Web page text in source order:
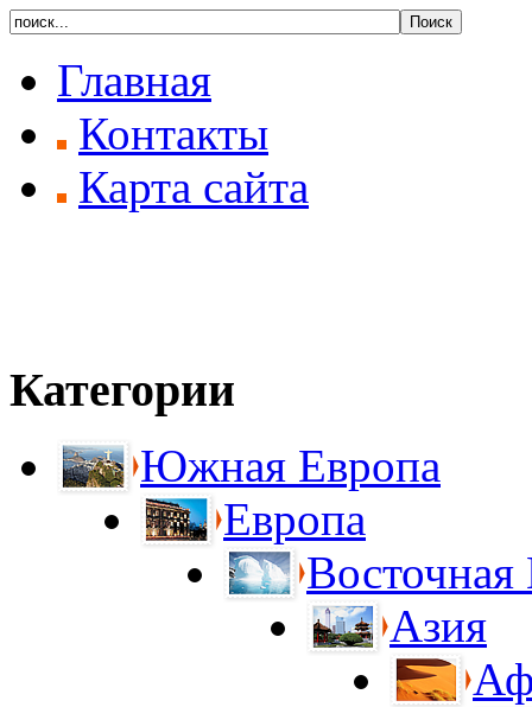
Главная
Контакты
Карта сайта
Категории
Южная Европа
Европа
Восточная
Азия